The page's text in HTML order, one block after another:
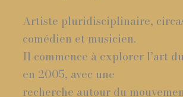
Artiste pluridisciplinaire,
comédien et musicien.
Il commence à explorer l’art
en 2005, avec une
recherche autour du